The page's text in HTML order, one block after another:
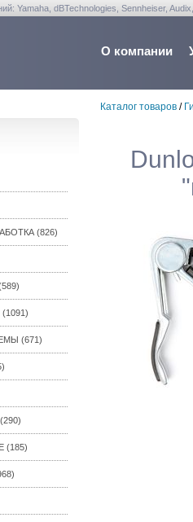
Yamaha, dBTechnologies, Sennheiser,
О компании
(826)
(671)
(185)
Каталог товаров/